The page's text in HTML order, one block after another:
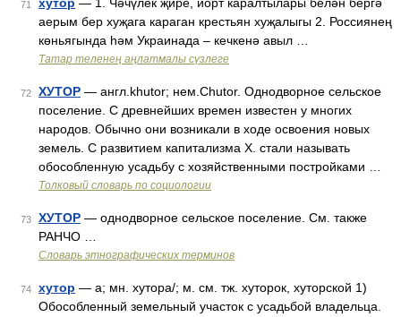
71
аерым бер хуҗага караган крестьян хуҗалыгы 2. Россиянең
көньягында һәм Украинада – кечкенә авыл …
Татар теленең аңлатмалы сүзлеге
72 ХУТОР — англ.khutor; нем.Chutor. Однодворное сельское
поселение. С древнейших времен известен у многих
народов. Обычно они возникали в ходе освоения новых
земель. С развитием капитализма X. стали называть
обособленную усадьбу с хозяйственными постройками …
Толковый словарь по социологии
73 ХУТОР — однодворное сельское поселение. См. также
РАНЧО …
Словарь этнографических терминов
74 хутор — а; мн. хутора/; м. см. тж. хуторок, хуторской 1)
Обособленный земельный участок с усадьбой владельца.